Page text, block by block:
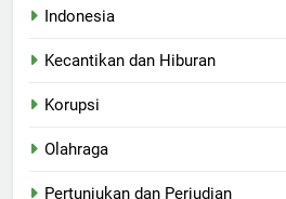
Indonesia
Kecantikan dan Hiburan
Korupsi
Olahraga
Pertunjukan dan Perjudian